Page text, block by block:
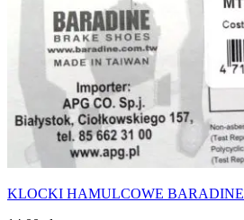
KLOCKI HAMULCOWE